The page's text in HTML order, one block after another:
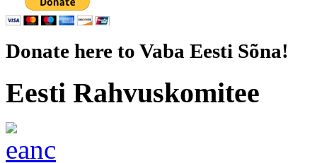
Donate here to Vaba Eesti Sõna!
Eesti Rahvuskomitee